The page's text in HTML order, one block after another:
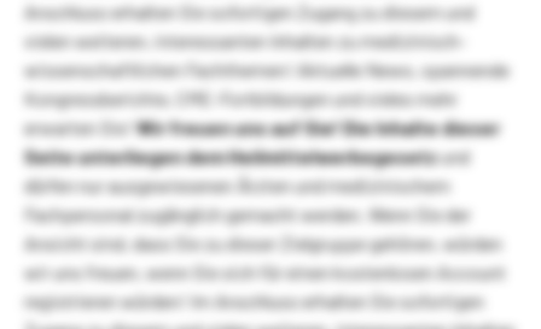
Anschluss erhalten Sie sofortigen Zugang zu diesem und
vielen weiteren, interessanten Inhalten zu medizinisch-
wissenschaftlichen Fachthemen! Aktuelle News, spannende
Kongressberichte, CME-Fortbildungen und vieles mehr
erwarten Sie!Wir freuen uns auf Sie!Die Inhalte dieser
Seite unterliegen dem Heilmittelwerbegesetzund
dürfen nur ausgewiesenen Ärzten und medizinischem
Fachpersonal zugänglich gemacht werden. Wenn Sie der
Ansicht sind, dass Sie zu dieser Zielgruppe gehören, würden
wir uns freuen, wenn Sie sich für einen kostenlosen Account
registrieren würden! Im Anschluss erhalten Sie sofortigen